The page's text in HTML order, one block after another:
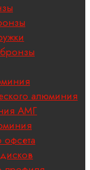
алюминия
АМГ